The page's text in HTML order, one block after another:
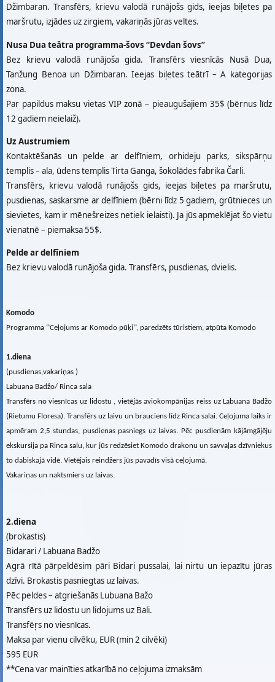
Džimbaran. Transfērs, krievu valodā runājošs gids, ieejas biļetes pa
maršrutu, izjādes uz zirgiem, vakariņās jūras veltes.
Nusa Dua teātra programma-šovs “Devdan šovs”
Bez krievu valodā runājoša gida. Transfērs viesnīcās Nusā Dua,
Tanžung Benoa un Džimbaran. Ieejas biļetes teātrī – A kategorijas
zona.
Par papildus maksu vietas VIP zonā – pieaugušajiem 35$ (bērnus līdz
12 gadiem neielaiž).
Uz Austrumiem
Kontaktēšanās un pelde ar delfīniem, orhideju parks, sikspārņu
templis – ala, ūdens templis Tirta Ganga, šokolādes fabrika Čarli.
Тransfērs, krievu valodā runājošs gids, ieejas biļetes pa maršrutu,
pusdienas, saskarsme ar delfīniem (bērni līdz 5 gadiem, grūtnieces un
sievietes, kam ir mēnešreizes netiek ielaisti). Ja jūs apmeklējat šo vietu
vienatnē – piemaksa 55$.
Pelde ar delfīniem
Bez krievu valodā runājoša gida. Transfērs, pusdienas, dvielis.
Komodo
Programma ‘’Ceļojums ar Komodo pūķi’’, paredzēts tūristiem, atpūta Komodo
1.diena
(pusdienas,vakariņas )
Labuana Badžo/ Rinca sala
Transfērs no viesnīcas uz lidostu , vietējās aviokompānijas reiss uz Labuana Badžo
(Rietumu Floresa). Transfērs uz laivu un brauciens līdz Rinca salai. Ceļojuma laiks ir
apmēram 2,5 stundas, pusdienas pasniegs uz laivas. Pēc pusdienām kājāmgājēju
ekskursija pa Rinca salu, kur jūs redzēsiet Komodo drakonu un savvaļas dzīvniekus
to dabiskajā vidē. Vietējais reindžers jūs pavadīs visā ceļojumā.
Vakariņas un naktsmiers uz laivas.
2.diena
(brokastis)
Bidarari / Labuana Badžo
Agrā rītā pārpeldēsim pāri Bidari pussalai, lai nirtu un iepazītu jūras
dzīvi. Brokastis pasniegtas uz laivas.
Pēc peldes – atgriešanās Lubuana Bažo
Transfērs uz lidostu un lidojums uz Bali.
Transfēŗs no viesnīcas.
Maksa par vienu cilvēku, EUR (min 2 cilvēki)
595 EUR
**Cena var mainīties atkarībā no ceļojuma izmaksām